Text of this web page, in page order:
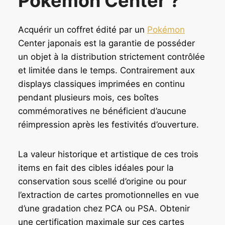
1
9
9
,
9
€
.
4
,
9
0
.
Acquérir un coffret édité par un Pokémon
Center japonais est la garantie de posséder
un objet à la distribution strictement contrôlée
et limitée dans le temps. Contrairement aux
displays classiques imprimées en continu
pendant plusieurs mois, ces boîtes
commémoratives ne bénéficient d’aucune
réimpression après les festivités d’ouverture.
La valeur historique et artistique de ces trois
items en fait des cibles idéales pour la
conservation sous scellé d’origine ou pour
l’extraction de cartes promotionnelles en vue
d’une gradation chez PCA ou PSA. Obtenir
une certification maximale sur ces cartes